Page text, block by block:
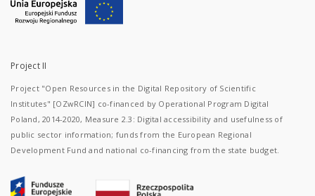
Project II
Project "Open Resources in the Digital Repository of Scientific
Institutes" [OZwRCIN] co-financed by Operational Program Digital
Poland, 2014-2020, Measure 2.3: Digital accessibility and usefulness of
public sector information; funds from the European Regional
Development Fund and national co-financing from the state budget.